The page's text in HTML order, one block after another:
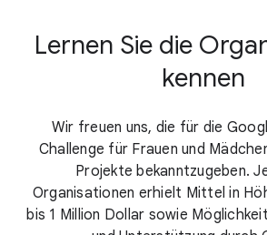
Lernen Sie die
kennen
Wir freuen uns, die für die
Challenge für Frauen und
Projekte bekanntzugeben.
Organisationen erhielt Mittel in
bis 1 Million Dollar sowie